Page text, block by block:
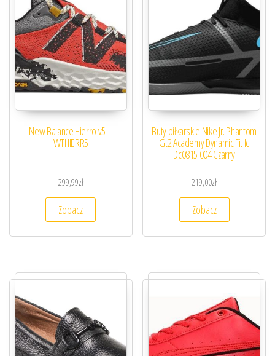
New Balance Hierro v5 –
WTHIERR5
299,99zł
Zobacz
Buty piłkarskie Nike Jr. Phantom
Gt2 Academy Dynamic Fit Ic
Dc0815 004 Czarny
219,00zł
Zobacz